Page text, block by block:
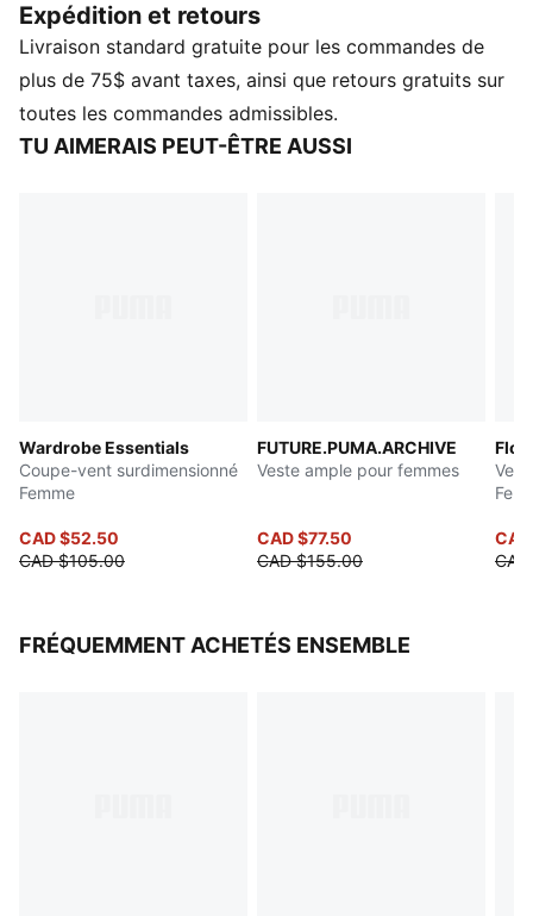
CARACTÉRISTIQUES ET AVANTAGES
Contenu recyclé : fabriqué à partir de matériaux 100 %
recyclés, à l’exclusion des finitions
DÉTAILS
Coupe surdimensionnée.
Expédition et retours
Livraison standard gratuite pour les commandes de
plus de 75$ avant taxes, ainsi que retours gratuits sur
toutes les commandes admissibles.
TU AIMERAIS PEUT-ÊTRE AUSSI
Wardrobe Essentials
Coupe-vent surdimensionné
Femme
CAD $52.50
CAD $105.00
FUTURE.PUMA.ARCHIVE
Veste ample pour femmes
CAD $77.50
CAD $155.00
FRÉQUEMMENT ACHETÉS ENSEMBLE